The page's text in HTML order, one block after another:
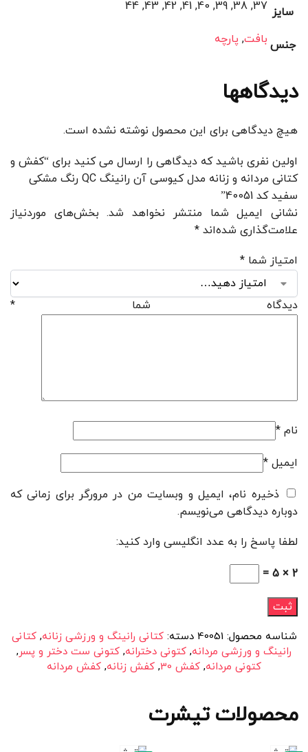
سایز 37, 38, 39, 40, 41, 42, 43, 44
جنس بافت, پارچه
دیدگاهها
هیچ دیدگاهی برای این محصول نوشته نشده است.
اولین نفری باشید که دیدگاهی را ارسال می کنید برای “کفش و
کتانی مردانه و زنانه مدل کیوسی آن رانینگ QC رنگ مشکی
سفید کد 40051”
نشانی ایمیل شما منتشر نخواهد شد. بخش‌های موردنیاز
علامت‌گذاری شده‌اند *
امتیاز شما *
دیدگاه شما *
نام *
ایمیل *
ذخیره نام، ایمیل و وبسایت من در مرورگر برای زمانی که
دوباره دیدگاهی می‌نویسم.
لطفا پاسخ را به عدد انگلیسی وارد کنید:
2 × 5 =
شناسه محصول:40051 دسته:کتانی رانینگ و ورزشی زنانه,کتانی
رانینگ و ورزشی مردانه, کتونی دخترانه, کتونی ست دختر و پسر,
کتونی مردانه, کفش 30 , کفش زنانه, کفش مردانه
محصولات تیشرت